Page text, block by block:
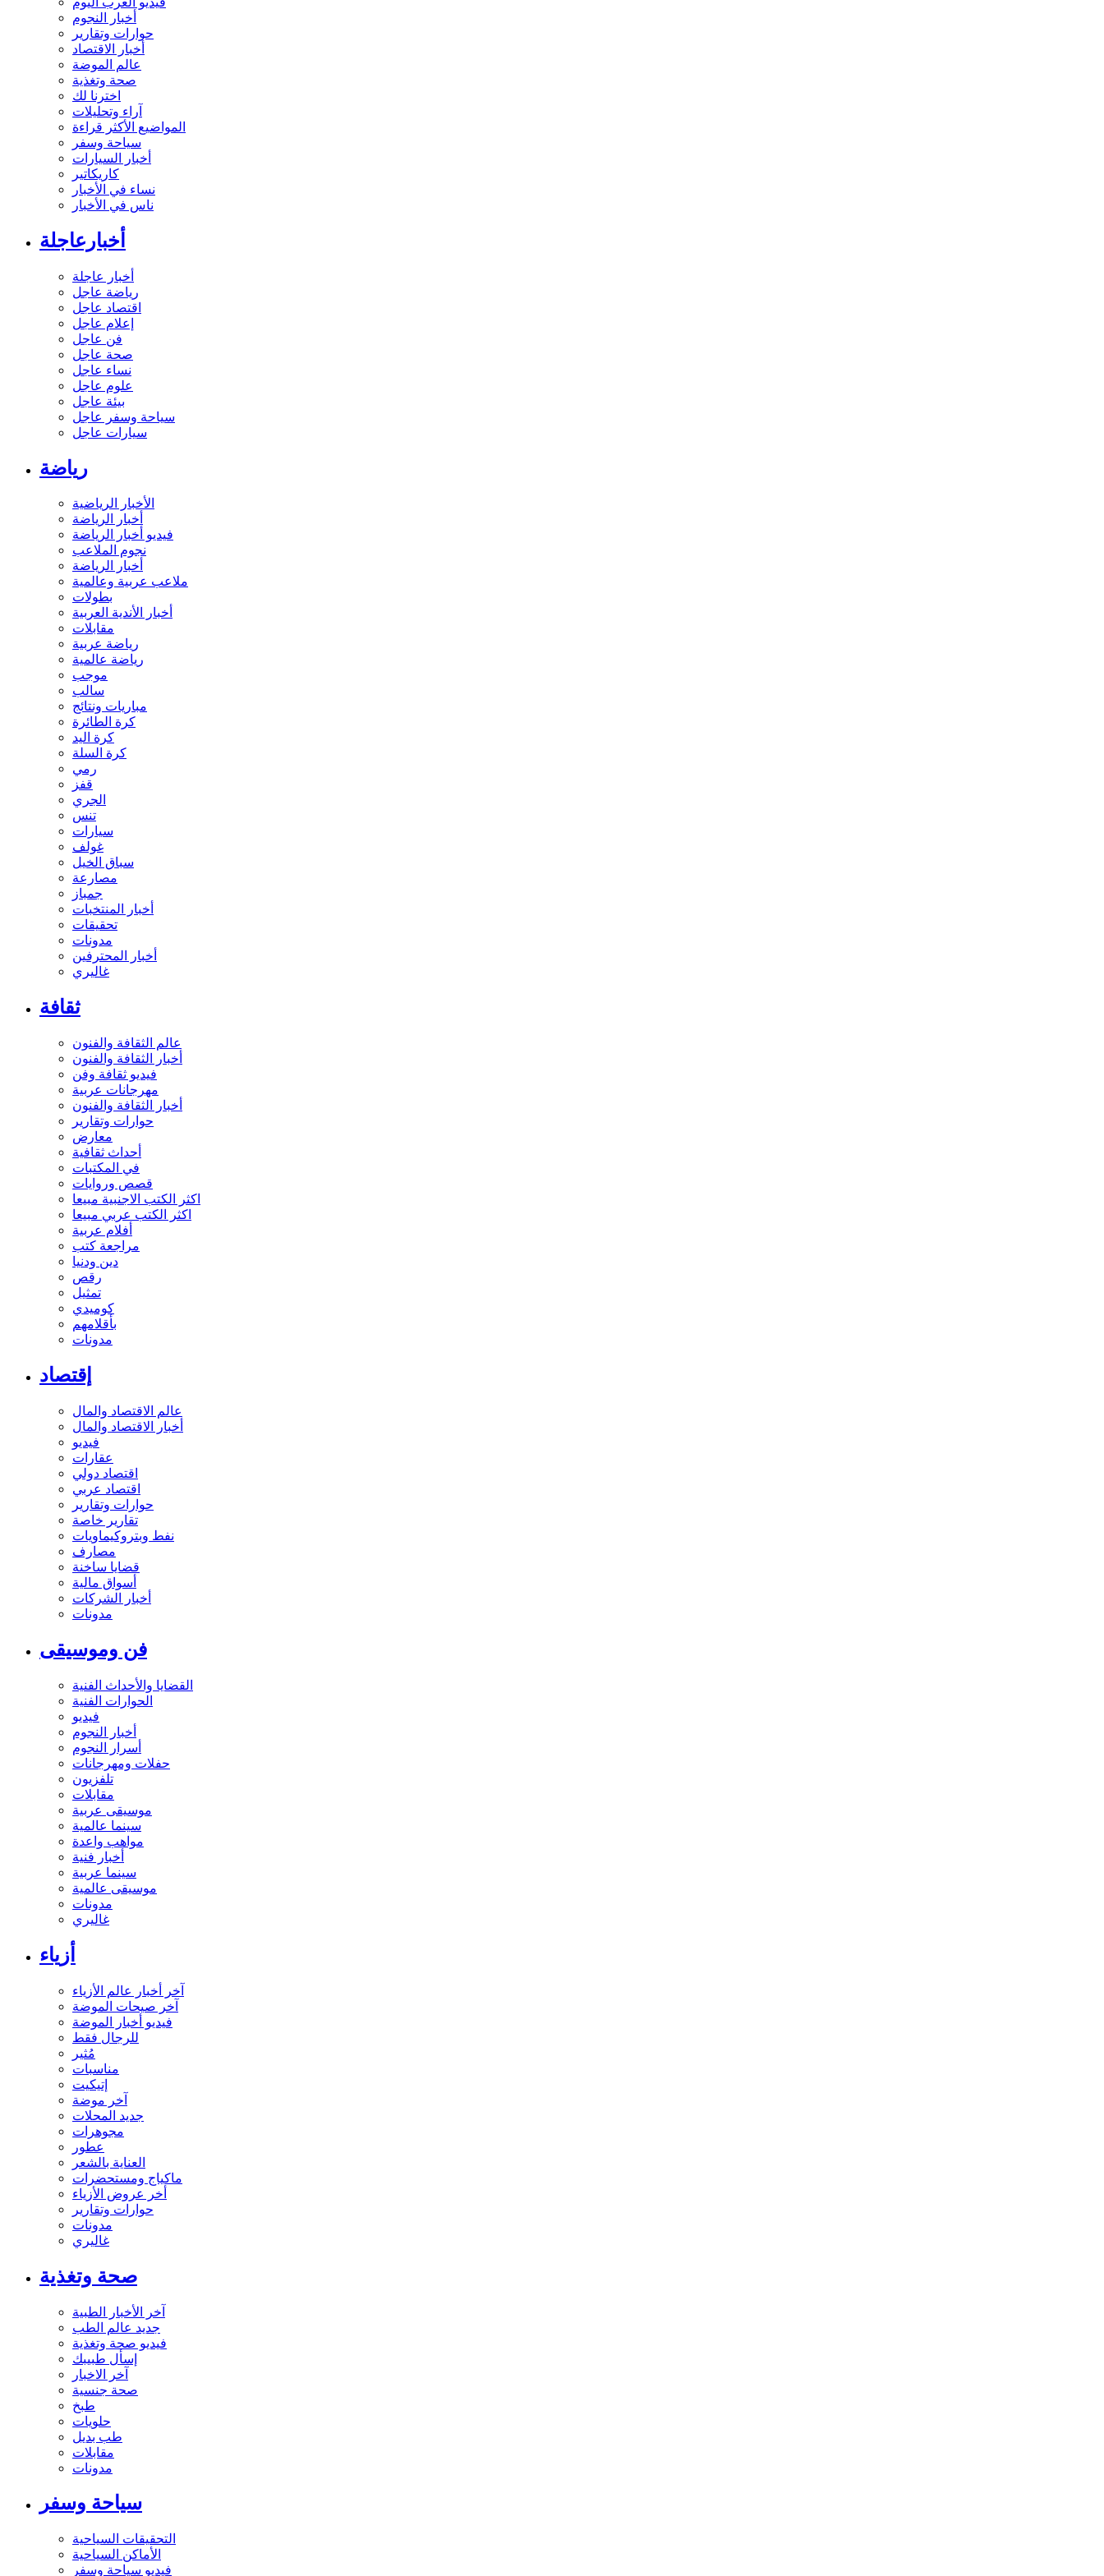
أخبار النجوم
حوارات وتقارير
أخبار الاقتصاد
عالم الموضة
صحة وتغذية
اخترنا لك
آراء وتحليلات
المواضيع الأكثر قراءة
سياحة وسفر
أخبار السيارات
كاريكاتير
نساء في الأخبار
ناس في الأخبار
أخبارعاجلة
أخبار عاجلة
رياضة عاجل
اقتصاد عاجل
إعلام عاجل
فن عاجل
صحة عاجل
نساء عاجل
علوم عاجل
بيئة عاجل
سياحة وسفر عاجل
سيارات عاجل
رياضة
الأخبار الرياضية
أخبار الرياضة
فيديو أخبار الرياضة
نجوم الملاعب
أخبار الرياضة
ملاعب عربية وعالمية
بطولات
أخبار الأندية العربية
مقابلات
رياضة عربية
رياضة عالمية
موجب
سالب
مباريات ونتائج
كرة الطائرة
كرة اليد
كرة السلة
رمي
قفز
الجري
تنس
سيارات
غولف
سباق الخيل
مصارعة
جمباز
أخبار المنتخبات
تحقيقات
مدونات
أخبار المحترفين
غاليري
ثقافة
عالم الثقافة والفنون
أخبار الثقافة والفنون
فيديو ثقافة وفن
مهرجانات عربية
أخبار الثقافة والفنون
حوارات وتقارير
معارض
أحداث ثقافية
في المكتبات
قصص وروايات
اكثر الكتب الاجنبية مبيعا
اكثر الكتب عربي مبيعا
أفلام عربية
مراجعة كتب
دين ودنيا
رقص
تمثيل
كوميدي
بأقلامهم
مدونات
إقتصاد
عالم الاقتصاد والمال
أخبار الاقتصاد والمال
فيديو
عقارات
اقتصاد دولي
اقتصاد عربي
حوارات وتقارير
تقارير خاصة
نفط وبتروكيماويات
مصارف
قضايا ساخنة
أسواق مالية
أخبار الشركات
مدونات
فن وموسيقى
القضايا والأحداث الفنية
الحوارات الفنية
فيديو
أخبار النجوم
أسرار النجوم
حفلات ومهرجانات
تلفزيون
مقابلات
موسيقى عربية
سينما عالمية
مواهب واعدة
أخبار فنية
سينما عربية
موسيقى عالمية
مدونات
غاليري
أزياء
آخر أخبار عالم الأزياء
آخر صيحات الموضة
فيديو أخبار الموضة
للرجال فقط
مُثير
مناسبات
إتيكيت
آخر موضة
جديد المحلات
مجوهرات
عطور
العناية بالشعر
ماكياج ومستحضرات
أخر عروض الأزياء
حوارات وتقارير
مدونات
غاليري
صحة وتغذية
آخر الأخبار الطبية
جديد عالم الطب
فيديو صحة وتغذية
إسأل طبيبك
آخر الاخبار
صحة جنسية
طبخ
حلويات
طب بديل
مقابلات
مدونات
سياحة وسفر
التحقيقات السياحية
الأماكن السياحية
فيديو سياحة وسفر